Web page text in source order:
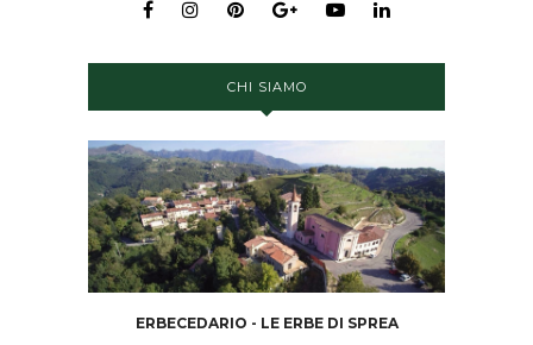
CHI SIAMO
ERBECEDARIO - LE ERBE DI SPREA